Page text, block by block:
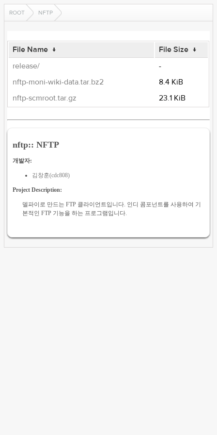
ROOT NFTP
File Name ↓ File Size ↓
release/
-
nftp-moni-wiki-data.tar.bz2
8.4 KiB
nftp-scmroot.tar.gz
23.1 KiB
nftp:: NFTP
개발자:
김창훈(cdc808)
Project Description:
델파이로 만드는 FTP 클라이언트입니다. 인디 콤포넌트를 사용하여 기
본적인 FTP 기능을 하는 프로그램입니다.